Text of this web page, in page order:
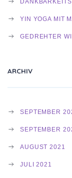
YIN YOGA MIT
GEDREHTER
ARCHIV
SEPTEMBER
SEPTEMBER
AUGUST 2021
JULI 2021